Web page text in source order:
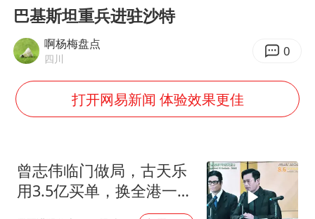
感觉全东北都在等7号
扎哈罗娃批广岛市长不提美国原子弹
多地要求领导干部带头休假
女子利用漏洞0元薅走3000多件家电
巴基斯坦重兵进驻沙特
啊杨梅盘点
四川 0
打开网易新闻 体验效果更佳
曾志伟临门做局，古天乐
用3.5亿买单，换全港一声